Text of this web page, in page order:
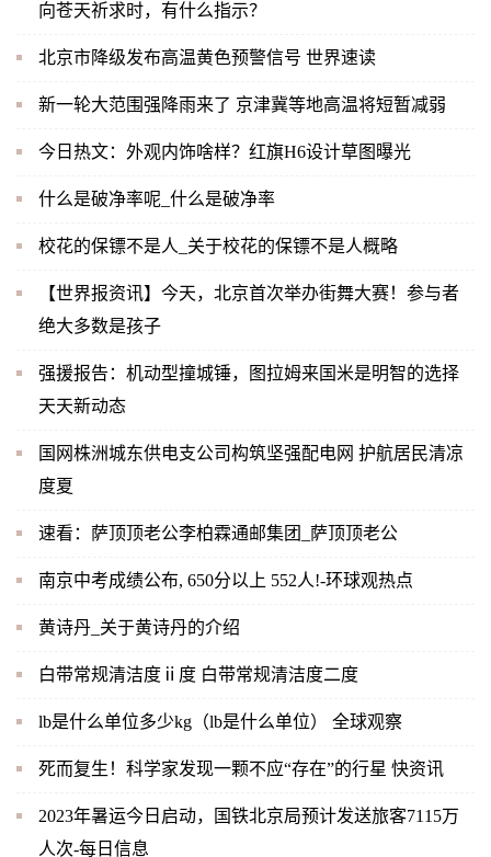
向苍天祈求时，有什么指示？
北京市降级发布高温黄色预警信号 世界速读
新一轮大范围强降雨来了 京津冀等地高温将短暂减弱
今日热文：外观内饰啥样？红旗H6设计草图曝光
什么是破净率呢_什么是破净率
校花的保镖不是人_关于校花的保镖不是人概略
【世界报资讯】今天，北京首次举办街舞大赛！参与者
绝大多数是孩子
强援报告：机动型撞城锤，图拉姆来国米是明智的选择
天天新动态
国网株洲城东供电支公司构筑坚强配电网 护航居民清凉
度夏
速看：萨顶顶老公李柏霖通邮集团_萨顶顶老公
南京中考成绩公布, 650分以上 552人!-环球观热点
黄诗丹_关于黄诗丹的介绍
白带常规清洁度ⅱ度 白带常规清洁度二度
lb是什么单位多少kg（lb是什么单位） 全球观察
死而复生！科学家发现一颗不应“存在”的行星 快资讯
2023年暑运今日启动，国铁北京局预计发送旅客7115万
人次-每日信息